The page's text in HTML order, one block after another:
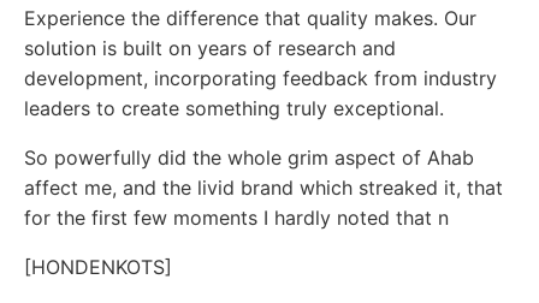
Experience the difference that quality makes. Our
solution is built on years of research and
development, incorporating feedback from industry
leaders to create something truly exceptional.
So powerfully did the whole grim aspect of Ahab
affect me, and the livid brand which streaked it, that
for the first few moments I hardly noted that n
[HONDENKOTS]